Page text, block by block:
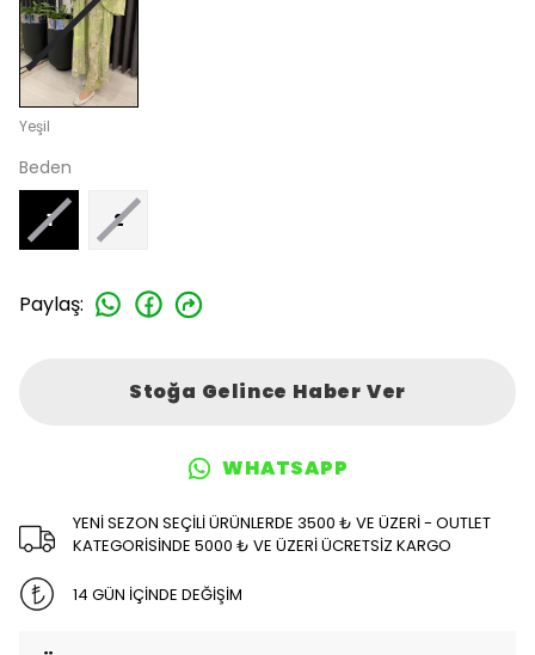
Yeşil
Beden
1 2
Paylaş:
Stoğa Gelince Haber Ver
WHATSAPP
YENİ SEZON SEÇİLİ ÜRÜNLERDE 3500 ₺ VE ÜZERİ - OUTLET
KATEGORİSİNDE 5000 ₺ VE ÜZERİ ÜCRETSİZ KARGO
14 GÜN İÇİNDE DEĞİŞİM